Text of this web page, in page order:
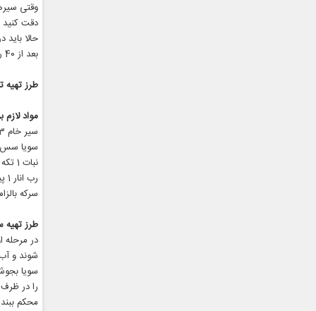
وقتی
دقت کنید
حالا
بعد از 40 روز سیر ترشی شما آماده است.
طرز تهیه
مواد
سیر خام 3 کیلو
سویا سس 6 قاشق غذاخوری
نبات 1 تکه
رب انار 1 پیمانه
سرکه
طرز
در
سویا
را در
محکم ببندید و 40 روز در جای تاریک قرار بدهید بعد از 40 روز